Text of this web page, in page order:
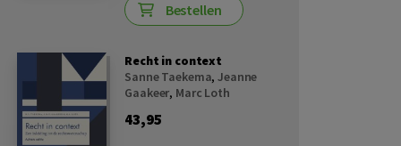
Bestellen
Recht in context
Sanne Taekema,Jeanne
Gaakeer, Marc Loth
43,95